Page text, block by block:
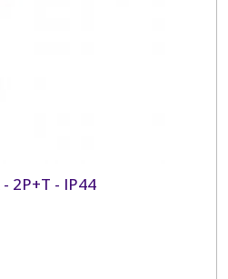
2P+T - IP44